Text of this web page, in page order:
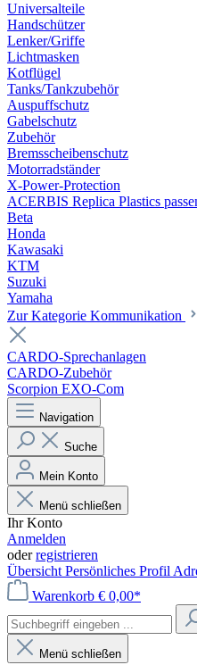
Universalteile
Handschützer
Lenker/Griffe
Lichtmasken
Kotflügel
Tanks/Tankzubehör
Auspuffschutz
Gabelschutz
Zubehör
Bremsscheibenschutz
Motorradständer
X-Power-Protection
ACERBIS Replica Plastics
Beta
Honda
Kawasaki
KTM
Suzuki
Yamaha
Zur Kategorie Kommunikation
CARDO-Sprechanlagen
CARDO-Zubehör
Scorpion EXO-Com
Navigation
Suche
Mein Konto
Menü schließen
Ihr Konto
Anmelden
oderregistrieren
Übersicht Persönliches Profil
Warenkorb € 0,00*
Menü schließen